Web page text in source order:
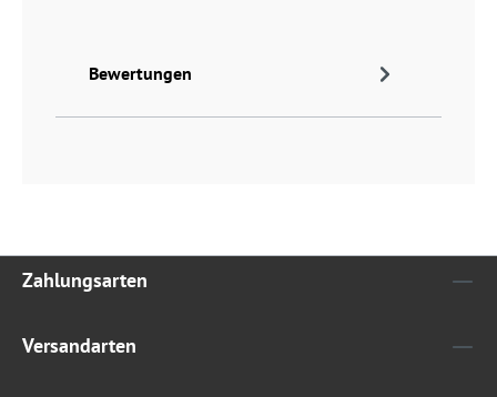
Bewertungen
Zahlungsarten
Versandarten